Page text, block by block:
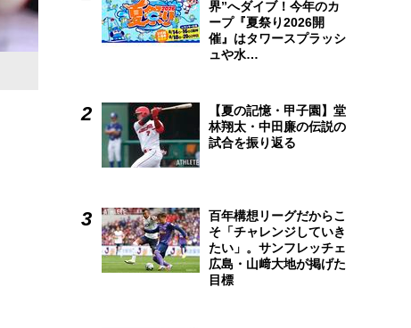
界”へダイブ！今年のカ
ープ『夏祭り2026開
催』はタワースプラッシ
ュや水…
【夏の記憶・甲子園】堂
林翔太・中田廉の伝説の
試合を振り返る
百年構想リーグだからこ
そ「チャレンジしていき
たい」。サンフレッチェ
広島・山﨑大地が掲げた
目標